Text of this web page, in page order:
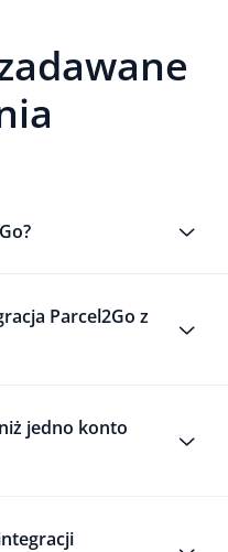
Parcel2Go z
jedno konto